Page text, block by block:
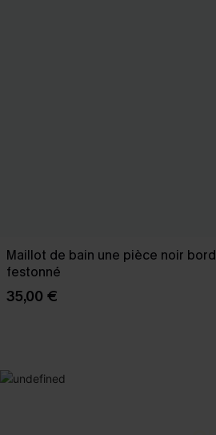
Maillot de bain une pièce noir bord
festonné
35,00 €